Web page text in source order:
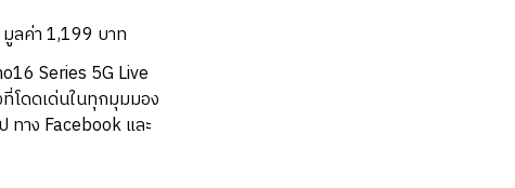
ลค่า 1,199 บาท
Series 5G Live
โดดเด่นในทุกมุมมอง
ทาง Facebook และ